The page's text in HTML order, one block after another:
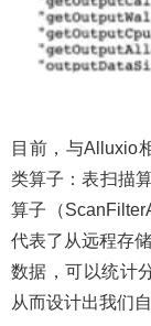
目前，与Alluxio
类算子：表扫描
算子（
代表了从远程存
数据，可以统计
从而设计出我们